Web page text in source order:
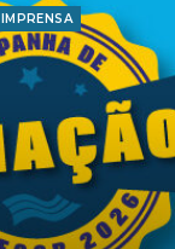
IMPRENSA